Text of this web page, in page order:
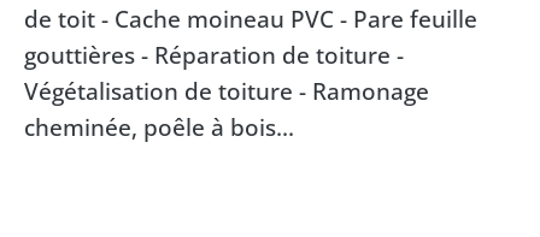
de toit - Cache moineau PVC - Pare feuille
gouttières - Réparation de toiture -
Végétalisation de toiture - Ramonage
cheminée, poêle à bois...